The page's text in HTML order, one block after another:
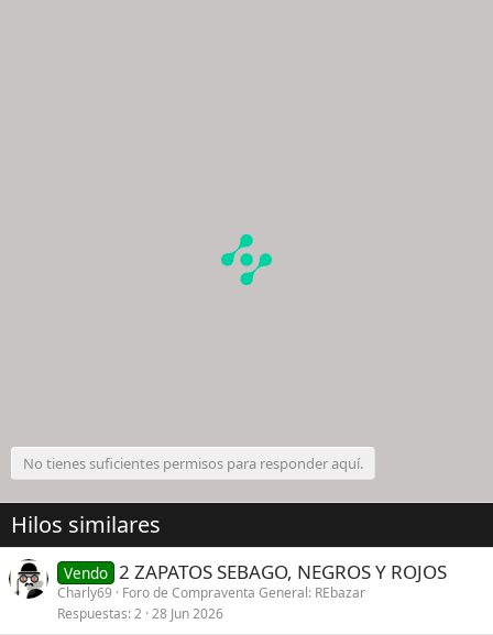
No tienes suficientes permisos para responder aquí.
Hilos similares
Vendo 2 ZAPATOS SEBAGO, NEGROS Y ROJOS
Charly69
Foro de Compraventa General: REbazar
Respuestas 2 28 Jun 2026